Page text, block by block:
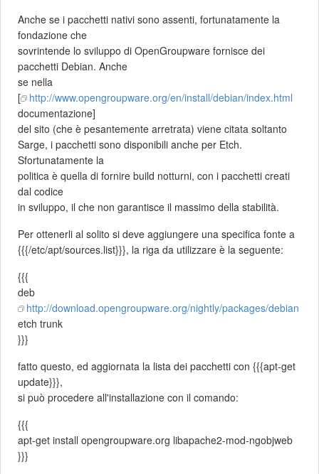
Anche se i pacchetti nativi sono assenti, fortunatamente la
fondazione che
sovrintende lo sviluppo di OpenGroupware fornisce dei
pacchetti Debian. Anche
se nella
[
http://www.opengroupware.org/en/install/debian/index.html
documentazione]
del sito (che è pesantemente arretrata) viene citata soltanto
Sarge, i pacchetti sono disponibili anche per Etch.
Sfortunatamente la
politica è quella di fornire build notturni, con i pacchetti creati
dal codice
in sviluppo, il che non garantisce il massimo della stabilità.
Per ottenerli al solito si deve aggiungere una specifica fonte a
{{{/etc/apt/sources.list}}}, la riga da utilizzare è la seguente:
{{{
deb
http://download.opengroupware.org/nightly/packages/debian
etch trunk
}}}
fatto questo, ed aggiornata la lista dei pacchetti con {{{apt-get
update}}},
si può procedere all'installazione con il comando:
{{{
apt-get install opengroupware.org libapache2-mod-ngobjweb
}}}